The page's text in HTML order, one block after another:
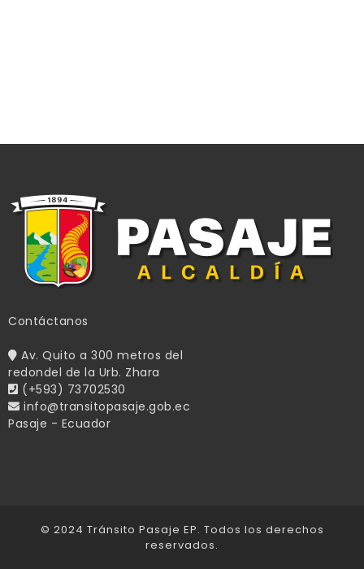
Contáctanos
Av. Quito a 300 metros del
redondel de la Urb. Zhara
(+593) 73702530
info@transitopasaje.gob.ec
Pasaje - Ecuador
© 2024 Tránsito Pasaje EP. Todos los derechos
reservados.